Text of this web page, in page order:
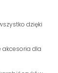
dzięki
dla